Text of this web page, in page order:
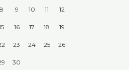
8 9 10 11 12
16 17 18 19
23 24 25 26
30